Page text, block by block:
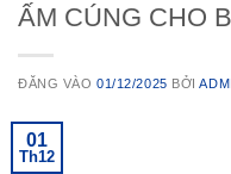
ẤM CÚNG CHO
ĐĂNG VÀO01/12/2025 BỞI
01
Th12